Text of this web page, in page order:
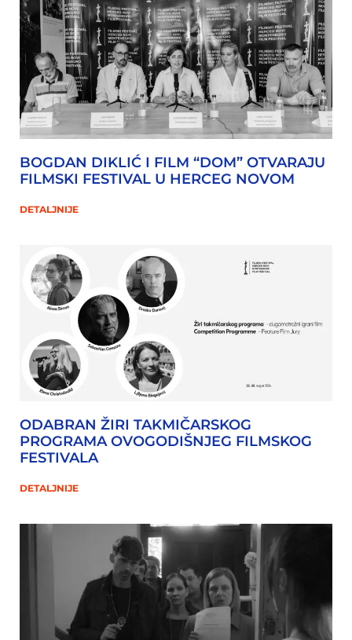
BOGDAN DIKLIĆ I FILM “DOM” OTVARAJU
FILMSKI FESTIVAL U HERCEG NOVOM
DETALJNIJE
ODABRAN ŽIRI TAKMIČARSKOG
PROGRAMA OVOGODIŠNJEG FILMSKOG
FESTIVALA
DETALJNIJE